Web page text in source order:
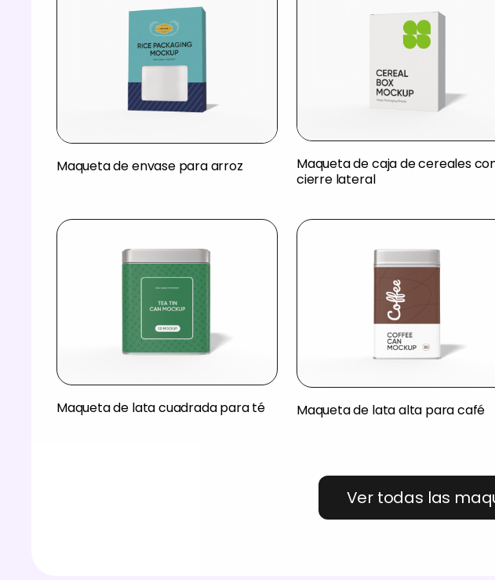
Maqueta de envase para arroz
Maqueta de caja de cereales
cierre lateral
Maqueta de lata cuadrada para té Maqueta de lata alta para café
Ver todas las